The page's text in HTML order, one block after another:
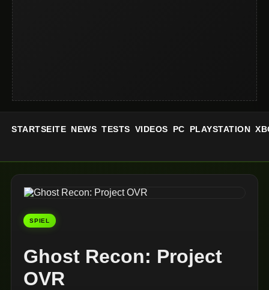
STARTSEITE NEWS TESTS VIDEOS PC PLAYSTATION
SPIEL
Ghost Recon: Project
OVR